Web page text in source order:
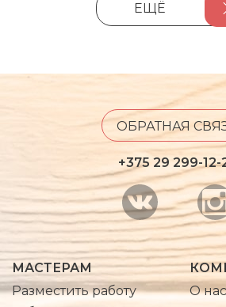
ЕЩЁ
ОБРАТНАЯ
+375 29 299-12-
МАСТЕРАМ
Разместить работу
О нас